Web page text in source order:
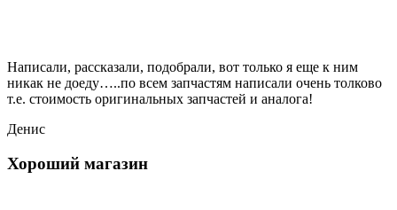
Написали, рассказали, подобрали, вот только я еще к ним
никак не доеду…..по всем запчастям написали очень толково
т.е. стоимость оригинальных запчастей и аналога!
Денис
Хороший магазин